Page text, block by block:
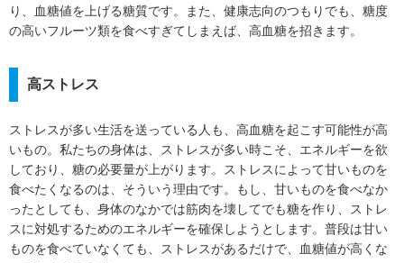
り、血糖値を上げる糖質です。また、健康志向のつもりでも、糖度
の高いフルーツ類を食べすぎてしまえば、高血糖を招きます。
高ストレス
ストレスが多い生活を送っている人も、高血糖を起こす可能性が高
いもの。私たちの身体は、ストレスが多い時こそ、エネルギーを欲
しており、糖の必要量が上がります。ストレスによって甘いものを
食べたくなるのは、そういう理由です。もし、甘いものを食べなか
ったとしても、身体のなかでは筋肉を壊してでも糖を作り、ストレ
スに対処するためのエネルギーを確保しようとします。普段は甘い
ものを食べていなくても、ストレスがあるだけで、血糖値が高くな